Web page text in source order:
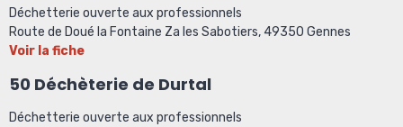
Déchetterie ouverte aux professionnels
Route de Doué la Fontaine Za les Sabotiers, 49350 Gennes
Voir la fiche
50 Déchèterie de Durtal
Déchetterie ouverte aux professionnels